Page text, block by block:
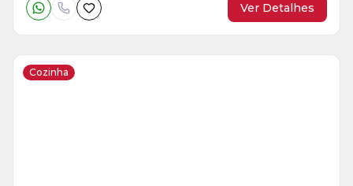
Ver Detalhes
Cozinha